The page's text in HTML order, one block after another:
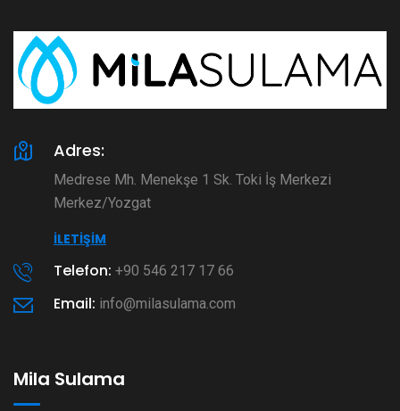
Adres:
Medrese Mh. Menekşe 1 Sk. Toki İş Merkezi
Merkez/Yozgat
İLETIŞIM
Telefon: +90 546 217 17 66
Email: info@milasulama.com
Mila Sulama